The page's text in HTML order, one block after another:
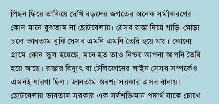
পিছন ফিরে তাকিয়ে দেখি বড়দের জগতের অনেক সমীকরণের
কোন মানে বুঝতাম না ছোটবেলায়। যেসব রাস্তা দিয়ে গাড়ি-ঘোড়া
চলে ভাবতাম বুঝি সেসব এমনি এমনি তৈরি হয়ে যায়। কোনো
গ্রামে কোন স্কুল হয়েছে, মনে হত তাও নিশ্চয় আপনা আপনি তৈরি
হয়ে আছে। রাস্তার বিদ্যুৎ বা টেলিফোনের লাইন সেসব সম্পর্কেও
এমনই ধারণা ছিল। জানতাম অবশ্য সরকার এসব বানায়।
ছোটবেলায় ভাবতাম সরকার এক সর্বশক্তিমান পদার্থ যাকে চোখে